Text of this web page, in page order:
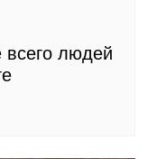
всего людей